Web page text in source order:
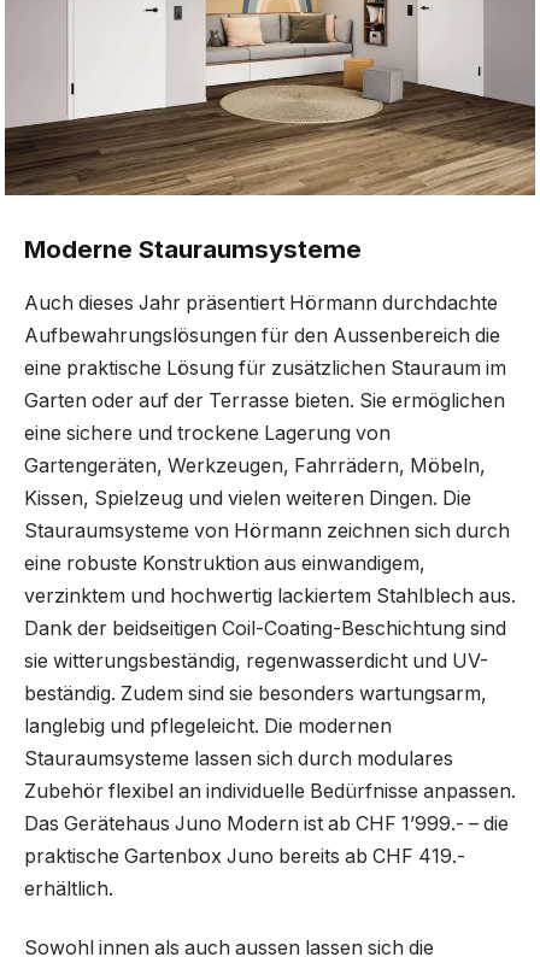
Moderne Stauraumsysteme
Auch dieses Jahr präsentiert Hörmann durchdachte
Aufbewahrungslösungen für den Aussenbereich die
eine praktische Lösung für zusätzlichen Stauraum im
Garten oder auf der Terrasse bieten. Sie ermöglichen
eine sichere und trockene Lagerung von
Gartengeräten, Werkzeugen, Fahrrädern, Möbeln,
Kissen, Spielzeug und vielen weiteren Dingen. Die
Stauraumsysteme von Hörmann zeichnen sich durch
eine robuste Konstruktion aus einwandigem,
verzinktem und hochwertig lackiertem Stahlblech aus.
Dank der beidseitigen Coil-Coating-Beschichtung sind
sie witterungsbeständig, regenwasserdicht und UV-
beständig. Zudem sind sie besonders wartungsarm,
langlebig und pflegeleicht. Die modernen
Stauraumsysteme lassen sich durch modulares
Zubehör flexibel an individuelle Bedürfnisse anpassen.
Das Gerätehaus Juno Modern ist ab CHF 1’999.- – die
praktische Gartenbox Juno bereits ab CHF 419.-
erhältlich.
Sowohl innen als auch aussen lassen sich die